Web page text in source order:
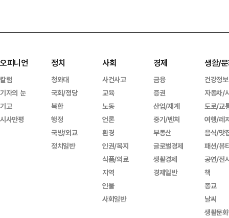
오피니언
칼럼
기자의 눈
기고
시사만평
정치
청와대
국회/정당
북한
행정
국방/외교
정치일반
사회
사건사고
교육
노동
언론
환경
인권/복지
식품/의료
지역
인물
사회일반
경제
금융
증권
산업/재계
중기/벤처
부동산
글로벌경제
생활경제
경제일반
생활/
건강정보
자동차/
도로/교
여행/레
음식/맛
패션/뷰
공연/전
책
종교
날씨
생활문